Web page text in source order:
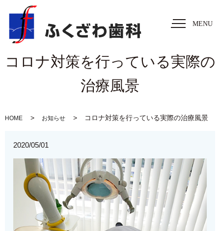
MENU
コロナ対策を行っている実際の
治療風景
HOME お知らせ コロナ対策を行っている実際の治療風景
2020/05/01